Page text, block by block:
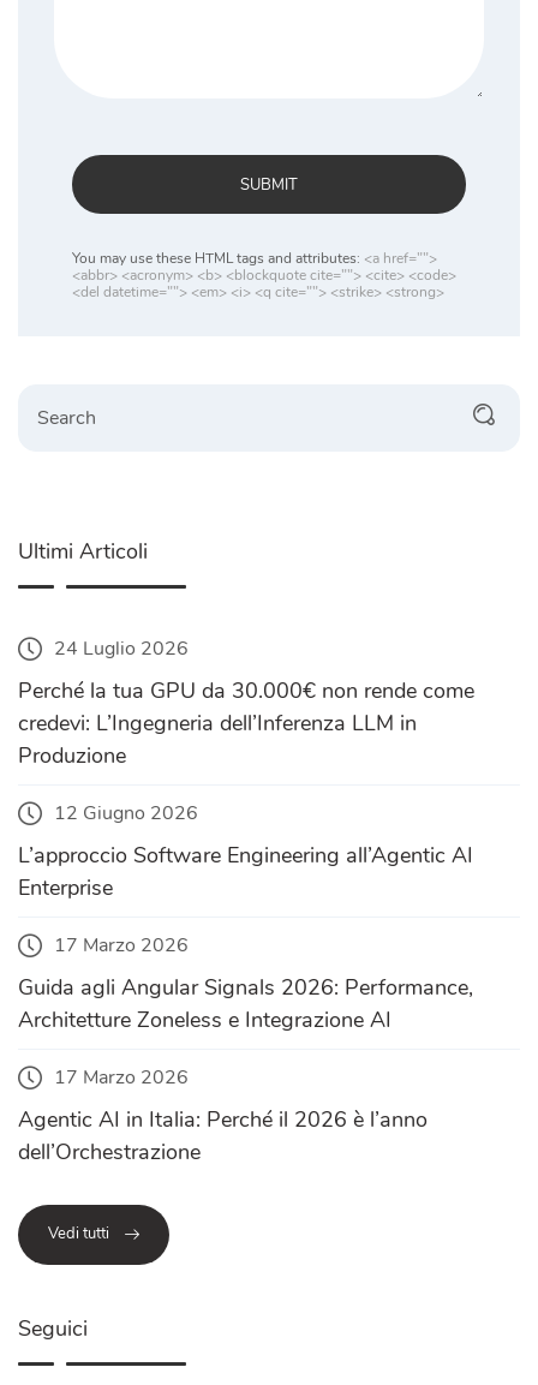
SUBMIT
You may use these HTML tags and attributes: <a href="">
<abbr> <acronym> <b> <blockquote cite=""> <cite> <code>
<del datetime=""> <em> <i> <q cite=""> <strike> <strong>
Ultimi Articoli
24 Luglio 2026
Perché la tua GPU da 30.000€ non rende come
credevi: L’Ingegneria dell’Inferenza LLM in
Produzione
12 Giugno 2026
L’approccio Software Engineering all’Agentic AI
Enterprise
17 Marzo 2026
Guida agli Angular Signals 2026: Performance,
Architetture Zoneless e Integrazione AI
17 Marzo 2026
Agentic AI in Italia: Perché il 2026 è l’anno
dell’Orchestrazione
Vedi tutti
Seguici